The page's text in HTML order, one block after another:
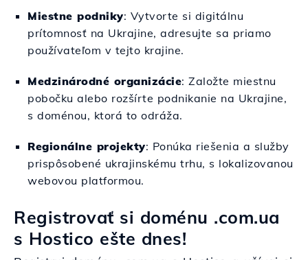
Miestne podniky: Vytvorte si digitálnu
prítomnosť na Ukrajine, adresujte sa priamo
používateľom v tejto krajine.
Medzinárodné organizácie: Založte miestnu
pobočku alebo rozšírte podnikanie na Ukrajine,
s doménou, ktorá to odráža.
Regionálne projekty: Ponúka riešenia a služby
prispôsobené ukrajinskému trhu, s lokalizovanou
webovou platformou.
Registrovať si doménu .com.ua
s Hostico ešte dnes!